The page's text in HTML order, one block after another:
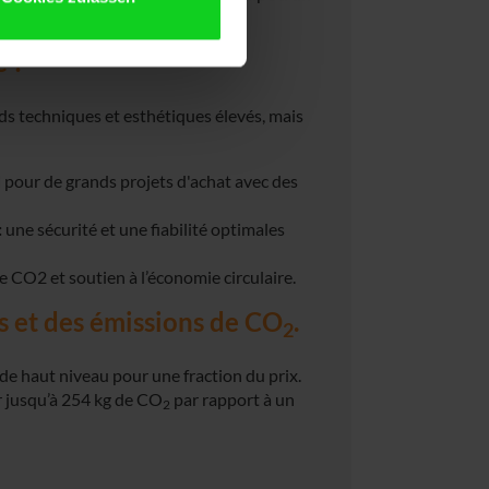
?
techniques et esthétiques élevés, mais
pour de grands projets d'achat avec des
une sécurité et une fiabilité optimales
CO2 et soutien à l’économie circulaire.
des émissions de CO2.
haut niveau pour une fraction du prix.
254 kg de CO2 par rapport à un